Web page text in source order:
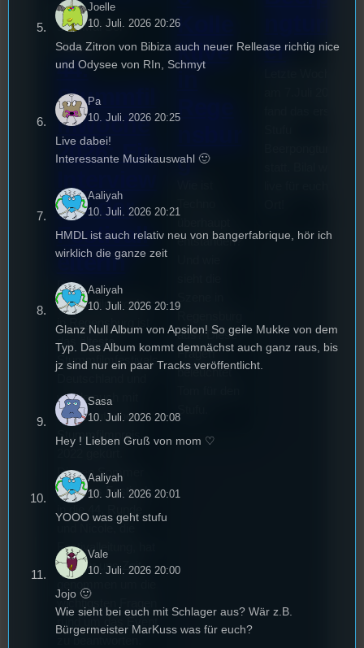
Sao-Mai Sol
Nguyen
44.
Stummfil
mwoche
2026: Ein
mit der
Festivall
eiterin
Die
Stummfilmwoche
in Regensburg ist
das älteste
Stummfilmfestivals
wurde auch mit
dem deutschen
Stummfilmpreis
Diesen Sommer
geht das Festival
und Nicole, die
Festivalleitung, hat
sich für uns Zeit
wichtigsten Fragen
zu beantworten.
Kolle
ktive
in
Rege
g
entstanden?
aus? Diese
Fragen
beleuchtet
er
Joelle
10. Juli. 2026 20:26
Soda Zitron von Bibiza auch neuer Rellease richtig nice
und Odysee von RIn, Schmyt
Pa
10. Juli. 2026 20:25
Live dabei!
Interessante Musikauswahl 🙂
Aaliyah
10. Juli. 2026 20:21
HMDL ist auch relativ neu von bangerfabrique, hör ich
wirklich die ganze zeit
Aaliyah
10. Juli. 2026 20:19
Glanz Null Album von Apsilon! So geile Mukke von dem
Typ. Das Album kommt demnächst auch ganz raus, bis
jz sind nur ein paar Tracks veröffentlicht.
Sasa
10. Juli. 2026 20:08
Hey ! Lieben Gruß von mom ♡
Aaliyah
10. Juli. 2026 20:01
YOOO was geht stufu
Vale
10. Juli. 2026 20:00
Jojo 🙂
Wie sieht bei euch mit Schlager aus? Wär z.B.
Bürgermeister MarKuss was für euch?